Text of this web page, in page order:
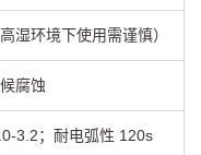
湿环境下使用需谨慎）
腐蚀
3.2；耐电弧性 120s